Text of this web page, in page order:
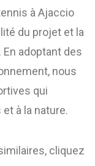
à Ajaccio
du projet et la
adoptant des
nous
qui
à la nature.​
cliquez